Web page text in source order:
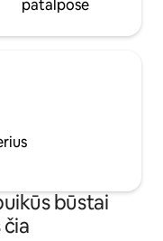
patalpose
būstai